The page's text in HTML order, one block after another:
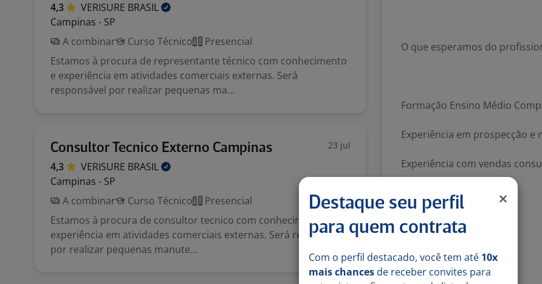
4,3 VERISURE BRASIL
Campinas - SP
A combinar
Curso Técnico
Presencial
Estamos à procura de representante técnico com conhecimento
e experiência em atividades comerciais externas. Será
responsável por realizar pequenas ma...
Consultor Tecnico Externo Campinas 23 jul
4,3 VERISURE BRASIL
Campinas - SP
A combinar
Curso Técnico
Presencial
Estamos à procura de consultor tecnico com conhecimento e
experiência em atividades comerciais externas. Será responsável
por realizar pequenas manute...
O que esperamos do
Formação Ensino Médio
Experiência em prospecção e
Experiência com vendas
CNH Valida
Principais habilidades
Destaque seu perfil
para quem contrata
Com o perfil destacado, você tem até 10x
mais chances de receber convites para